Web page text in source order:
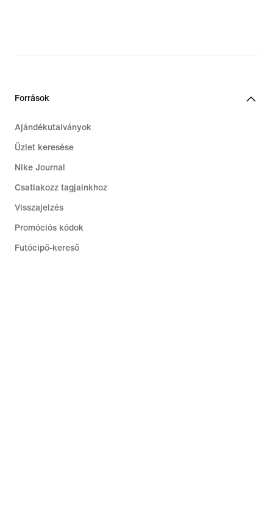
Források
Ajándékutalványok
Üzlet keresése
Nike Journal
Csatlakozz tagjainkhoz
Visszajelzés
Promóciós kódok
Futócipő-kereső